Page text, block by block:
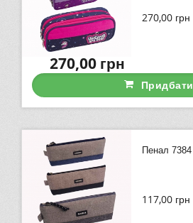
270,00 грн
270,00грн
Придбати
Пенал 7384
117,00 грн